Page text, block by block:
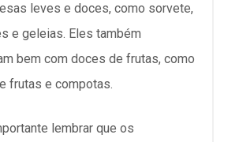
leves e doces, como sorvete,
e geleias. Eles também
bem com doces de frutas, como
frutas e compotas.
lembrar que os